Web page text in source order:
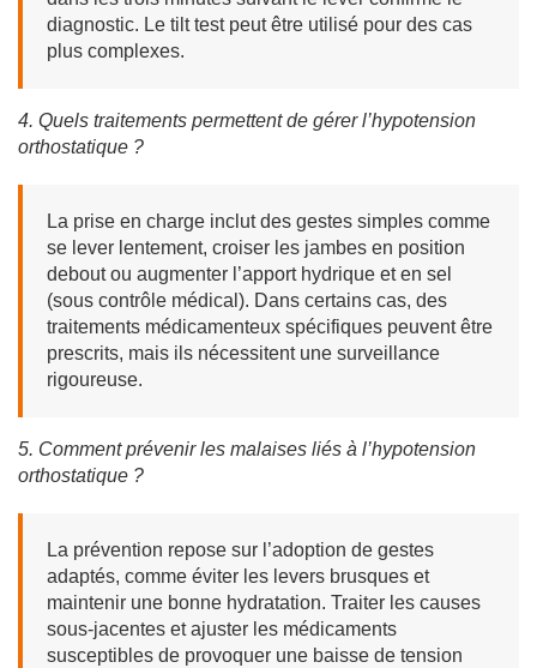
diagnostic. Le tilt test peut être utilisé pour des cas
plus complexes.
4. Quels traitements permettent de gérer l’hypotension
orthostatique ?
La prise en charge inclut des gestes simples comme
se lever lentement, croiser les jambes en position
debout ou augmenter l’apport hydrique et en sel
(sous contrôle médical). Dans certains cas, des
traitements médicamenteux spécifiques peuvent être
prescrits, mais ils nécessitent une surveillance
rigoureuse.
5. Comment prévenir les malaises liés à l’hypotension
orthostatique ?
La prévention repose sur l’adoption de gestes
adaptés, comme éviter les levers brusques et
maintenir une bonne hydratation. Traiter les causes
sous-jacentes et ajuster les médicaments
susceptibles de provoquer une baisse de tension